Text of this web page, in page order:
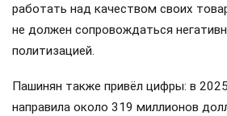
работать над качеством своих
не должен сопровождаться
политизацией.
Пашинян также привёл цифры: в
направила около 319 миллионов